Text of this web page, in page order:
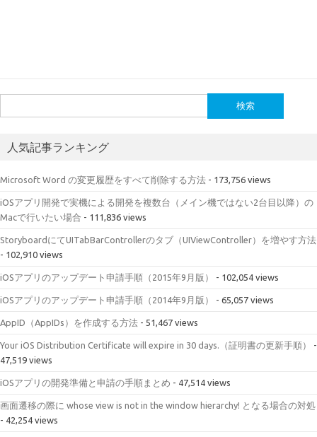
索:
人気記事ランキング
Microsoft Word の変更履歴をすべて削除する方法 - 173,756 views
iOSアプリ開発で実機による開発を複数台（メイン機ではない2台目以降）の
Macで行いたい場合 - 111,836 views
StoryboardにてUITabBarControllerのタブ（UIViewController）を増やす方法
- 102,910 views
iOSアプリのアップデート申請手順（2015年9月版） - 102,054 views
iOSアプリのアップデート申請手順（2014年9月版） - 65,057 views
AppID（AppIDs）を作成する方法 - 51,467 views
Your iOS Distribution Certificate will expire in 30 days.（証明書の更新手順）
-
47,519 views
iOSアプリの開発準備と申請の手順まとめ - 47,514 views
画面遷移の際に whose view is not in the window hierarchy! となる場合の対処
- 42,254 views